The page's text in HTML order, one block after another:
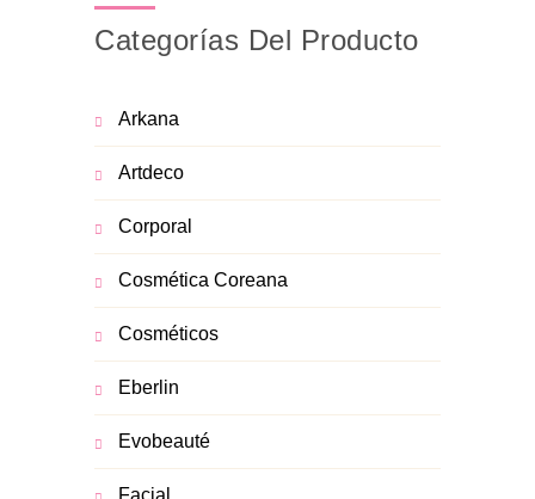
Categorías Del Producto
Arkana
Artdeco
Corporal
Cosmética Coreana
Cosméticos
Eberlin
Evobeauté
Facial